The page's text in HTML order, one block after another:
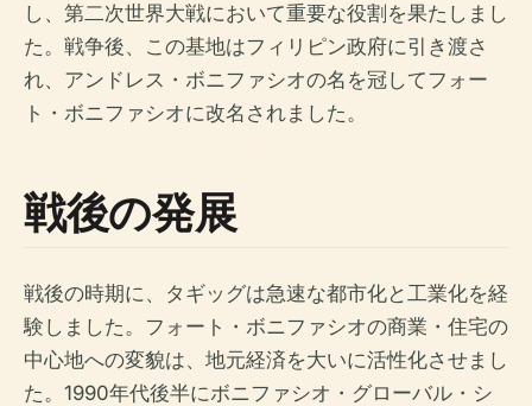
し、第二次世界大戦において重要な役割を果たしまし
た。戦争後、この基地はフィリピン政府に引き渡さ
れ、アンドレス・ボニファシオの名を冠してフォー
ト・ボニファシオに改名されました。
戦後の発展
戦後の時期に、タギッグは急速な都市化と工業化を経
験しました。フォート・ボニファシオの商業・住宅の
中心地への変貌は、地元経済を大いに活性化させまし
た。1990年代後半にボニファシオ・グローバル・シ